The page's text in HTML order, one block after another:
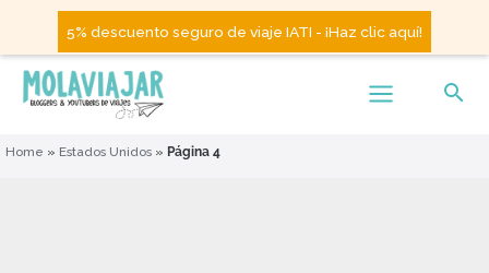
5% descuento seguro de viaje IATI - ¡Haz clic aquí!
Home » Estados Unidos » Página 4